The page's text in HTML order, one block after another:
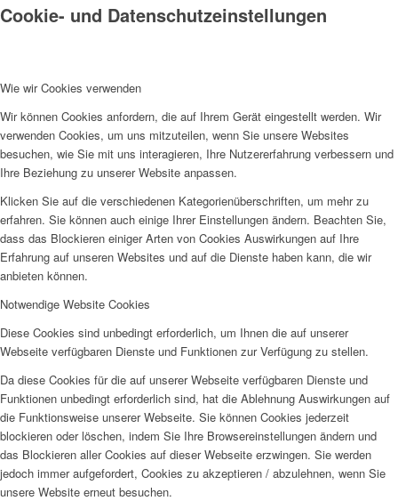
Cookie- und Datenschutzeinstellungen
Wie wir Cookies verwenden
Wir können Cookies anfordern, die auf Ihrem Gerät eingestellt werden. Wir
verwenden Cookies, um uns mitzuteilen, wenn Sie unsere Websites
besuchen, wie Sie mit uns interagieren, Ihre Nutzererfahrung verbessern und
Ihre Beziehung zu unserer Website anpassen.
Klicken Sie auf die verschiedenen Kategorienüberschriften, um mehr zu
erfahren. Sie können auch einige Ihrer Einstellungen ändern. Beachten Sie,
dass das Blockieren einiger Arten von Cookies Auswirkungen auf Ihre
Erfahrung auf unseren Websites und auf die Dienste haben kann, die wir
anbieten können.
Notwendige Website Cookies
Diese Cookies sind unbedingt erforderlich, um Ihnen die auf unserer
Webseite verfügbaren Dienste und Funktionen zur Verfügung zu stellen.
Da diese Cookies für die auf unserer Webseite verfügbaren Dienste und
Funktionen unbedingt erforderlich sind, hat die Ablehnung Auswirkungen auf
die Funktionsweise unserer Webseite. Sie können Cookies jederzeit
blockieren oder löschen, indem Sie Ihre Browsereinstellungen ändern und
das Blockieren aller Cookies auf dieser Webseite erzwingen. Sie werden
jedoch immer aufgefordert, Cookies zu akzeptieren / abzulehnen, wenn Sie
unsere Website erneut besuchen.